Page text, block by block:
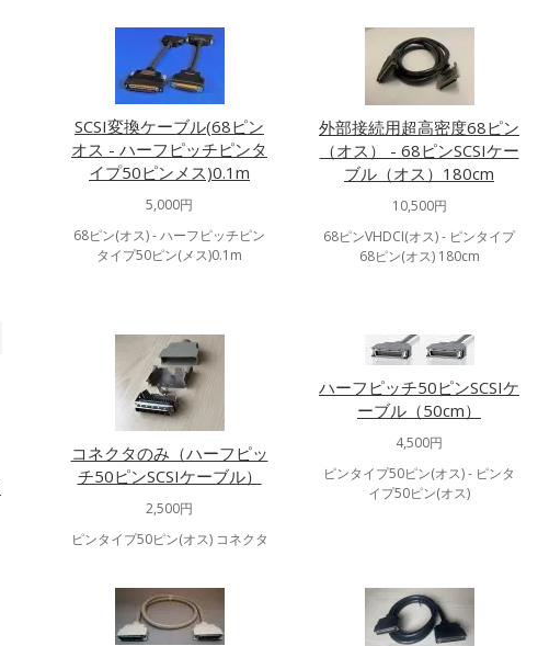
SCSI変換ケーブル(68ピン
オス - ハーフピッチピンタ
イプ50ピンメス)0.1m
5,000円
68ピン(オス) - ハーフピッチピン
タイプ50ピン(メス)0.1m
外部接続用超高密度68ピン
（オス） - 68ピンSCSIケー
ブル（オス）180cm
10,500円
68ピンVHDCI(オス) - ピンタイプ
68ピン(オス) 180cm
コネクタのみ（ハーフピッ
チ50ピンSCSIケーブル）
2,500円
ピンタイプ50ピン(オス) コネクタ
ハーフピッチ50ピンSCSIケ
ーブル（50cm）
4,500円
ピンタイプ50ピン(オス) - ピンタ
イプ50ピン(オス)